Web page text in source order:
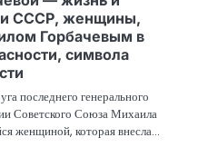
СССР, женщины,
Горбачевым в
символа
последнего генерального
Советского Союза Михаила
женщиной, которая внесла…